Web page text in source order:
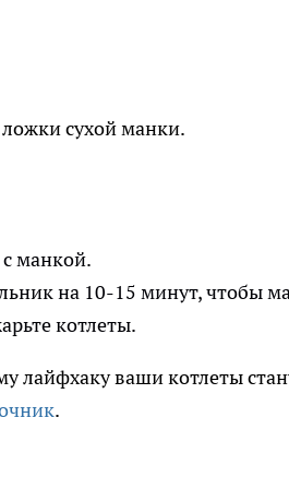
сухой манки.
манкой.
на 10-15 минут, чтобы
котлеты.
лайфхаку ваши котлеты
.